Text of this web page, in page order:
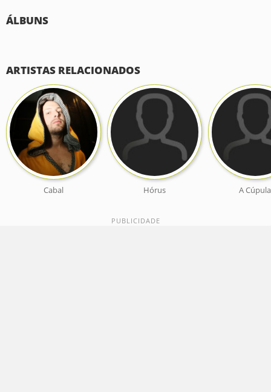
ÁLBUNS
ARTISTAS RELACIONADOS
Cabal Hórus A Cúpula